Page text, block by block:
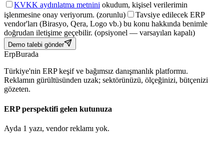
KVKK aydınlatma metnini okudum, kişisel verilerimin
işlenmesine onay veriyorum. (zorunlu)
Tavsiye edilecek ERP
vendor'ları (Birasyo, Qera, Logo vb.) bu konu hakkında benimle
doğrudan iletişime geçebilir. (opsiyonel — varsayılan kapalı)
Demo talebi gönder
ErpBurada
Türkiye'nin ERP keşif ve bağımsız danışmanlık platformu.
Reklamın gürültüsünden uzak; sektörünüzü, ölçeğinizi, bütçenizi
gözeten.
ERP perspektifi gelen kutunuza
Ayda 1 yazı, vendor reklamı yok.